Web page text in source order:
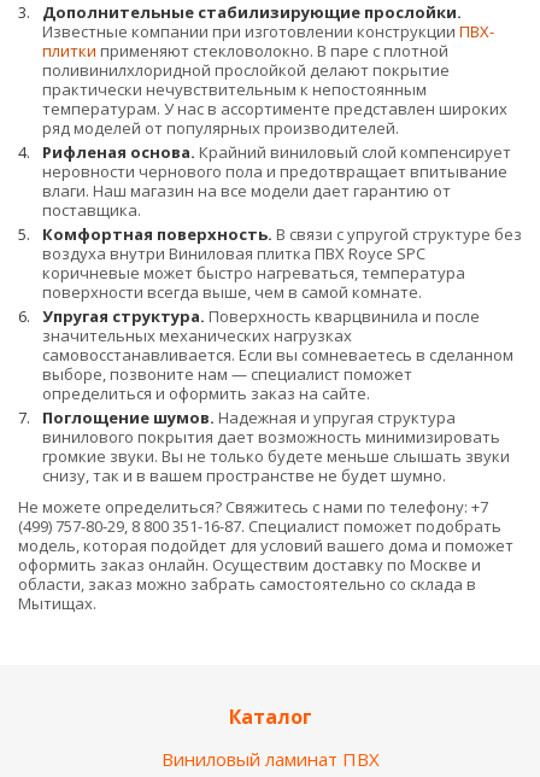
Дополнительные стабилизирующие прослойки.
Известные компании при изготовлении конструкции ПВХ-
плитки применяют стекловолокно. В паре с плотной
поливинилхлоридной прослойкой делают покрытие
практически нечувствительным к непостоянным
температурам. У нас в ассортименте представлен широких
ряд моделей от популярных производителей.
Рифленая основа. Крайний виниловый слой компенсирует
неровности чернового пола и предотвращает впитывание
влаги. Наш магазин на все модели дает гарантию от
поставщика.
Комфортная поверхность. В связи с упругой структуре без
воздуха внутри Виниловая плитка ПВХ Royce SPC
коричневые может быстро нагреваться, температура
поверхности всегда выше, чем в самой комнате.
Упругая структура. Поверхность кварцвинила и после
значительных механических нагрузках
самовосстанавливается. Если вы сомневаетесь в сделанном
выборе, позвоните нам — специалист поможет
определиться и оформить заказ на сайте.
Поглощение шумов. Надежная и упругая структура
винилового покрытия дает возможность минимизировать
громкие звуки. Вы не только будете меньше слышать звуки
снизу, так и в вашем пространстве не будет шумно.
Не можете определиться? Свяжитесь с нами по телефону: +7
(499) 757-80-29, 8 800 351-16-87. Специалист поможет подобрать
модель, которая подойдет для условий вашего дома и поможет
оформить заказ онлайн. Осуществим доставку по Москве и
области, заказ можно забрать самостоятельно со склада в
Мытищах.
Каталог
Виниловый ламинат ПВХ